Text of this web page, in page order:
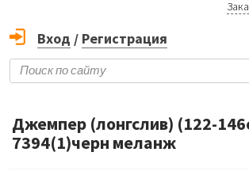
Вход / Регистрация
Джемпер (лонгслив) (122-
7394(1)черн меланж